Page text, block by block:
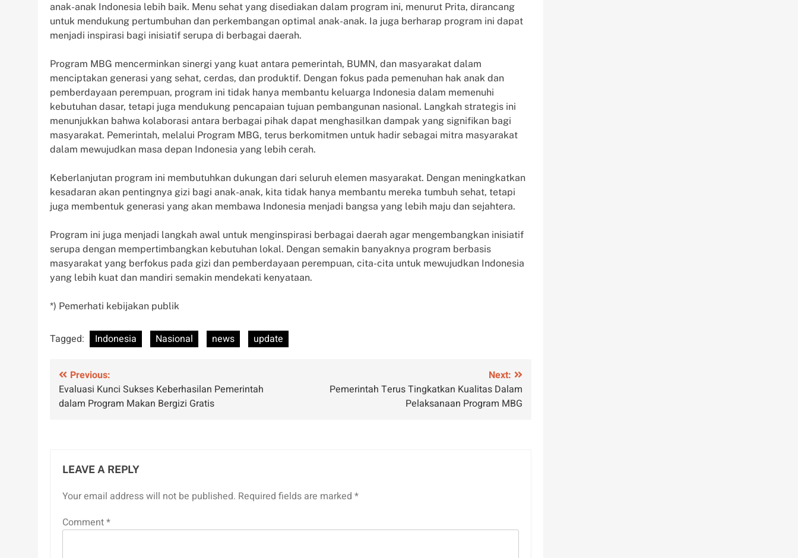
anak-anak Indonesia lebih baik. Menu sehat yang disediakan dalam program ini, menurut Prita, dirancang
untuk mendukung pertumbuhan dan perkembangan optimal anak-anak. Ia juga berharap program ini dapat
menjadi inspirasi bagi inisiatif serupa di berbagai daerah.
Program MBG mencerminkan sinergi yang kuat antara pemerintah, BUMN, dan masyarakat dalam
menciptakan generasi yang sehat, cerdas, dan produktif. Dengan fokus pada pemenuhan hak anak dan
pemberdayaan perempuan, program ini tidak hanya membantu keluarga Indonesia dalam memenuhi
kebutuhan dasar, tetapi juga mendukung pencapaian tujuan pembangunan nasional. Langkah strategis ini
menunjukkan bahwa kolaborasi antara berbagai pihak dapat menghasilkan dampak yang signifikan bagi
masyarakat. Pemerintah, melalui Program MBG, terus berkomitmen untuk hadir sebagai mitra masyarakat
dalam mewujudkan masa depan Indonesia yang lebih cerah.
Keberlanjutan program ini membutuhkan dukungan dari seluruh elemen masyarakat. Dengan meningkatkan
kesadaran akan pentingnya gizi bagi anak-anak, kita tidak hanya membantu mereka tumbuh sehat, tetapi
juga membentuk generasi yang akan membawa Indonesia menjadi bangsa yang lebih maju dan sejahtera.
Program ini juga menjadi langkah awal untuk menginspirasi berbagai daerah agar mengembangkan inisiatif
serupa dengan mempertimbangkan kebutuhan lokal. Dengan semakin banyaknya program berbasis
masyarakat yang berfokus pada gizi dan pemberdayaan perempuan, cita-cita untuk mewujudkan Indonesia
yang lebih kuat dan mandiri semakin mendekati kenyataan.
*) Pemerhati kebijakan publik
Tagged: Indonesia Nasional news update
Post
navigation
Previous:
Evaluasi Kunci Sukses Keberhasilan Pemerintah
dalam Program Makan Bergizi Gratis
Next:
Pemerintah Terus Tingkatkan Kualitas Dalam
Pelaksanaan Program MBG
LEAVE A REPLY
Your email address will not be published. Required fields are marked *
Comment*